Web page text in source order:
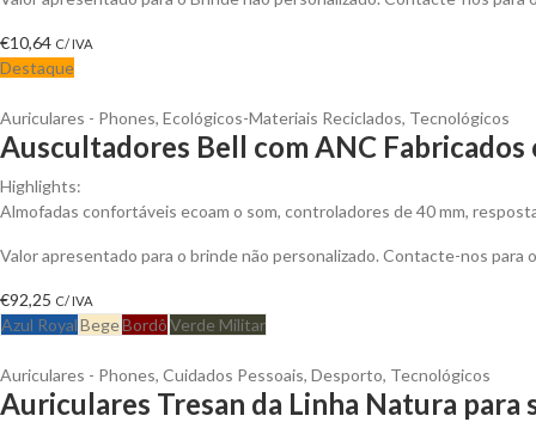
€10,64 C/ IVA
Destaque
Auriculares - Phones, Ecológicos-Materiais Reciclados, Tecnológicos
Auscultadores Bell com ANC
Highlights:
Almofadas confortáveis ecoam o som, controladores de 40 mm,
Valor apresentado para o brinde não personalizado. Contacte-nos
€92,25 C/ IVA
Azul RoyalBegeBordôVerde Militar
Auriculares - Phones, Cuidados Pessoais, Desporto, Tecnológicos
Auriculares Tresan da Linha Natura para